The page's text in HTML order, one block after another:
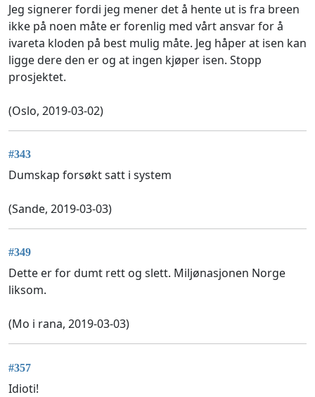
Jeg signerer fordi jeg mener det å hente ut is fra breen
ikke på noen måte er forenlig med vårt ansvar for å
ivareta kloden på best mulig måte. Jeg håper at isen kan
ligge dere den er og at ingen kjøper isen. Stopp
prosjektet.
(Oslo, 2019-03-02)
#343
Dumskap forsøkt satt i system
(Sande, 2019-03-03)
#349
Dette er for dumt rett og slett. Miljønasjonen Norge
liksom.
(Mo i rana, 2019-03-03)
#357
Idioti!